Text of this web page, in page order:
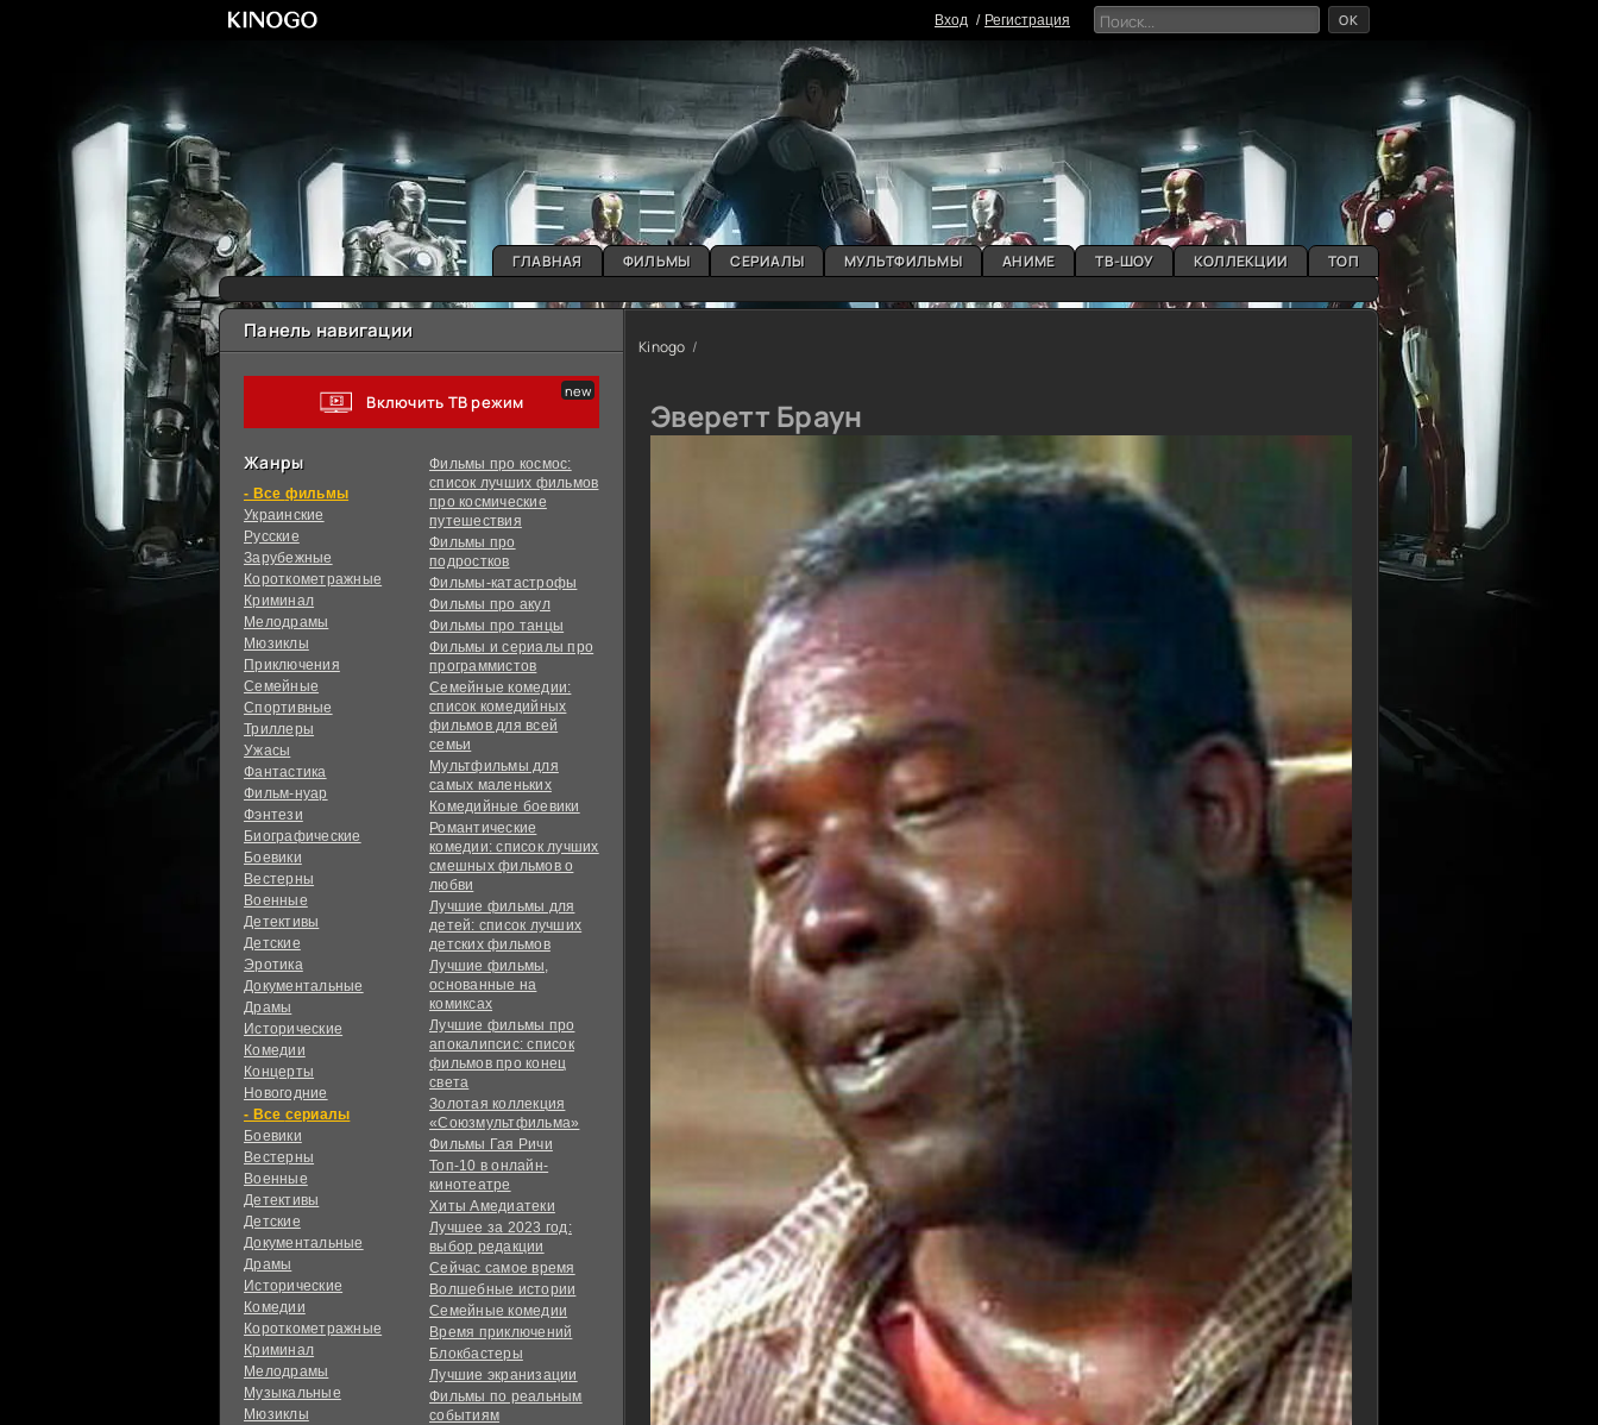
Вxoд Регистрация OK
ГЛАВНАЯ ФИЛЬМЫ СЕРИАЛЫ МУЛЬТФИЛЬМЫ АНИМЕ ТВ-ШОУ КОЛЛЕКЦИИ ТОП
Панель навигации
Включить ТВ режим
Жанры
фильмы
Украинcкие
Русские
Зарубежные
Короткометражные
Криминал
Мелодрамы
Мюзиклы
Приключения
Семейные
Спортивные
Триллеры
Ужасы
Фантастика
Фильм-нуар
Фэнтези
Биографические
Боевики
Вестерны
Военные
Детективы
Детские
Эротика
Документальные
Драмы
Исторические
Комедии
Концерты
Новогодние
сериалы
Боевики
Вестерны
Военные
Детективы
Детские
Документальные
Драмы
Исторические
Комедии
Короткометражные
Криминал
Мелодрамы
Музыкальные
Мюзиклы
Фильмы про космос:
список лучших фильмов
про космические
путешествия
Фильмы про
подростков
Фильмы-катастрофы
Фильмы про акул
Фильмы про танцы
Фильмы и сериалы про
программистов
Семейные комедии:
список комедийных
фильмов для всей
семьи
Мультфильмы для
самых маленьких
Комедийные боевики
Романтические
комедии: список лучших
смешных фильмов о
любви
Лучшие фильмы для
детей: список лучших
детских фильмов
Лучшие фильмы,
основанные на
комиксах
Лучшие фильмы про
апокалипсис: список
фильмов про конец
света
Золотая коллекция
«Союзмультфильма»
Фильмы Гая Ричи
Топ-10 в онлайн-
кинотеатре
Хиты Амедиатеки
Лучшее за 2023 год:
выбор редакции
Сейчас самое время
Волшебные истории
Семейные комедии
Время приключений
Блокбастеры
Лучшие экранизации
Фильмы по реальным
событиям
Kinogo
Эверетт Браун